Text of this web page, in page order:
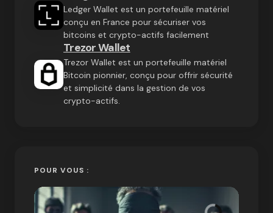
Ledger Wallet est un portefeuille matériel
conçu en France pour sécuriser vos
bitcoins et crypto-actifs facilement
Trezor Wallet
Trezor Wallet est un portefeuille matériel
Bitcoin pionnier, conçu pour offrir sécurité
et simplicité dans la gestion de vos
crypto-actifs.
POUR VOUS :